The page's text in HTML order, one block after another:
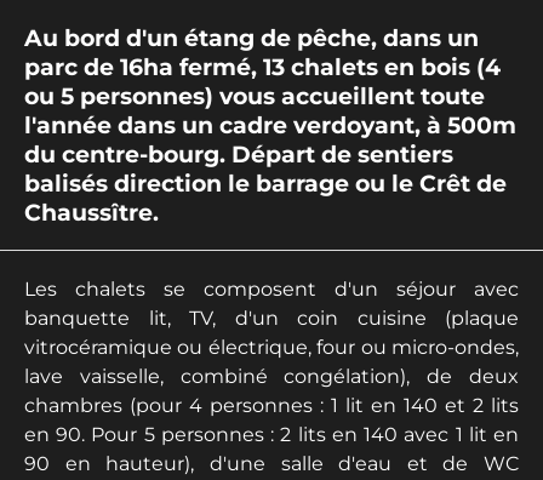
Au bord d'un étang de pêche, dans un
parc de 16ha fermé, 13 chalets en bois (4
ou 5 personnes) vous accueillent toute
l'année dans un cadre verdoyant, à 500m
du centre-bourg. Départ de sentiers
balisés direction le barrage ou le Crêt de
Chaussître.
Les chalets se composent d'un séjour avec
banquette lit, TV, d'un coin cuisine (plaque
vitrocéramique ou électrique, four ou micro-ondes,
lave vaisselle, combiné congélation), de deux
chambres (pour 4 personnes : 1 lit en 140 et 2 lits
en 90. Pour 5 personnes : 2 lits en 140 avec 1 lit en
90 en hauteur), d'une salle d'eau et de WC